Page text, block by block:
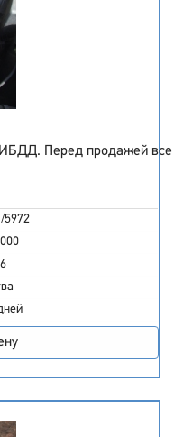
Перед продажей все
5972